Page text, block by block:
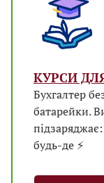
КУРСИ
Бухгалтер
батарейки.
будь-де ⚡